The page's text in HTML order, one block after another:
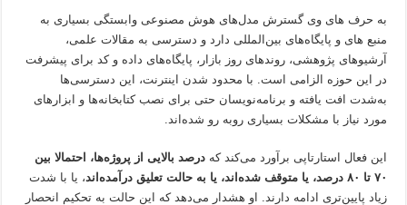
به حرف های وی گسترش مدل‌های هوش مصنوعی وابستگی بسیاری به
منبع های و پایگاه‌های بین‌المللی دارد و دسترسی به مقالات علمی،
آرشیوهای پژوهشی، روندهای روز بازار، پایگاه‌های داده و کد برای پیشرفت
در این حوزه الزامی است. با محدود شدن اینترنت، این دسترسی‌ها
به‌شدت افت یافته و برنامه‌نویسان حتی برای نصب کتابخانه‌ها و ابزارهای
مورد نیاز با مشکلات بسیاری روبه رو شده‌اند.
این فعال استارتاپی برآورد می‌کند کهدرصد بالایی از پروژه‌ها، احتمالا بین
۷۰ تا ۸۰ درصد، یا متوقف شده‌اند، یا به حالت تعلیق درآمده‌اند
، یا با شدت
زیاد پایین‌تری ادامه دارند. او هشدار می‌دهد که این حالت به تحکیم انحصار